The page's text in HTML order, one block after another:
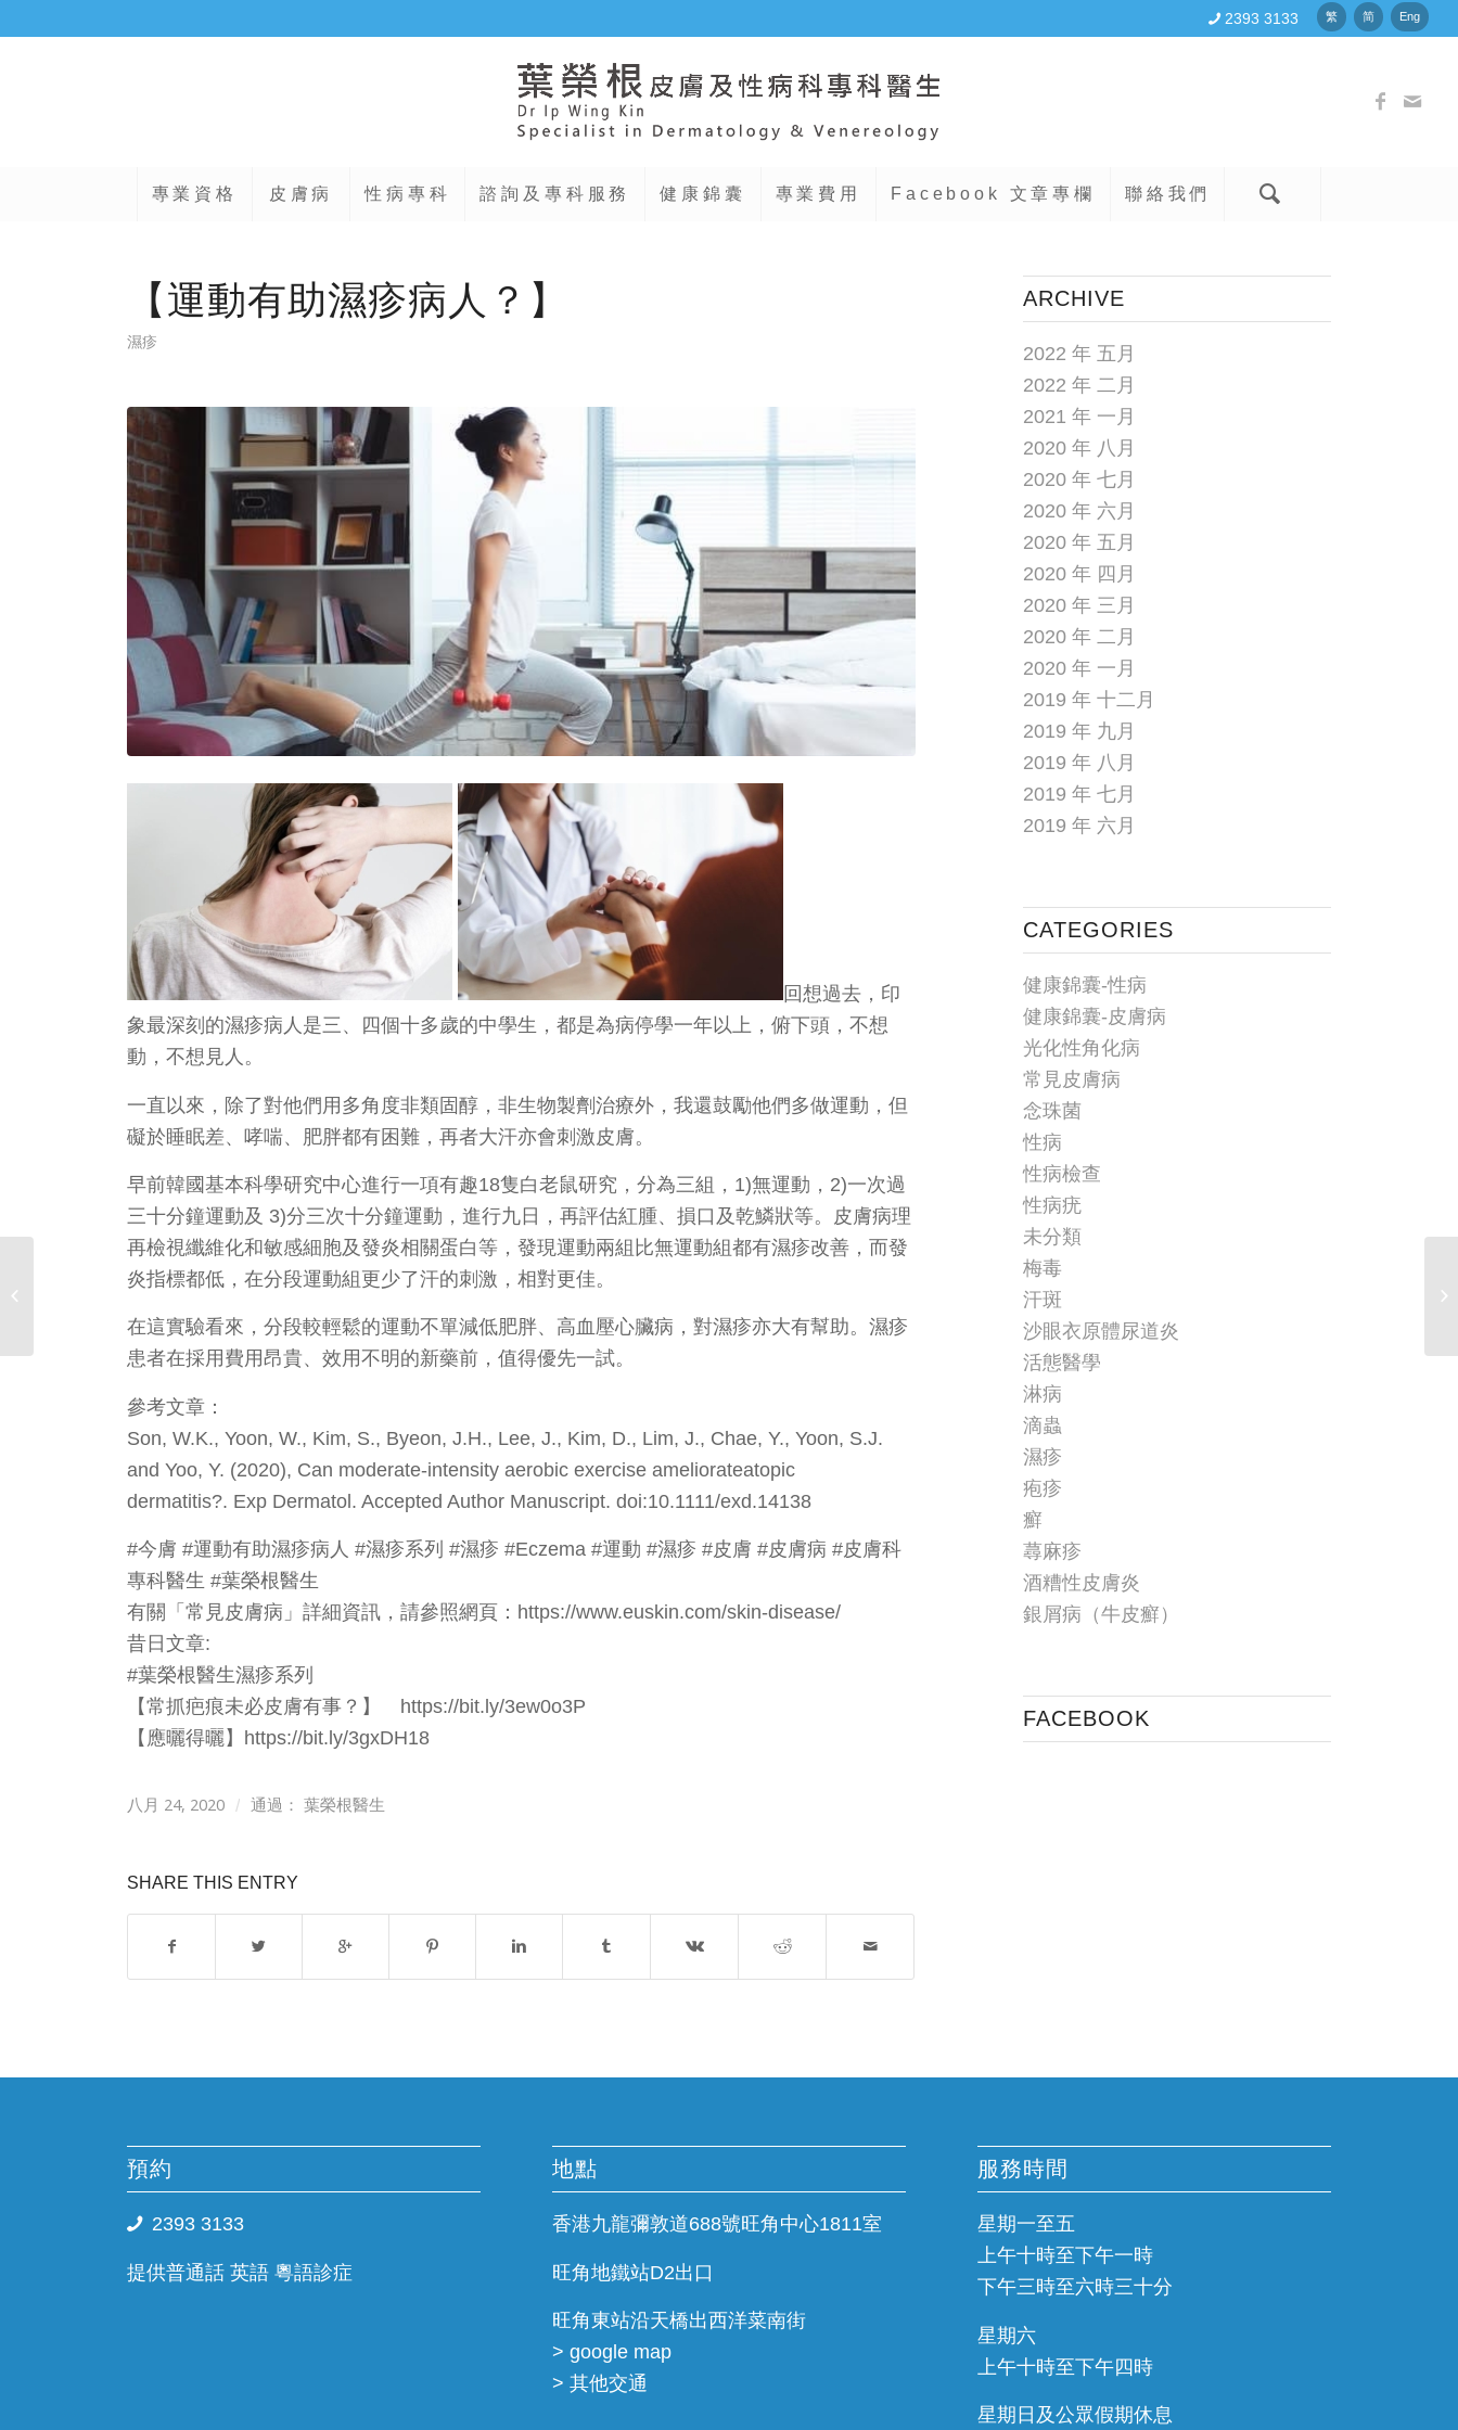
繁 简 Eng
2393 3133
專業資格 皮膚病 性病專科 諮詢及專科服務 健康錦囊 專業費用 Facebook 文章專欄 聯絡我們
【運動有助濕疹病人？】
濕疹
回想過去，印
象最深刻的濕疹病人是三、四個十多歲的中學生，都是為病停學一年以上，俯下頭，不想
動，不想見人。
一直以來，除了對他們用多角度非類固醇，非生物製劑治療外，我還鼓勵他們多做運動，但
礙於睡眠差、哮喘、肥胖都有困難，再者大汗亦會刺激皮膚。
早前韓國基本科學研究中心進行一項有趣18隻白老鼠研究，分為三組，1)無運動，2)一次過
三十分鐘運動及 3)分三次十分鐘運動，進行九日，再評估紅腫、損口及乾鱗狀等。皮膚病理
再檢視纖維化和敏感細胞及發炎相關蛋白等，發現運動兩組比無運動組都有濕疹改善，而發
炎指標都低，在分段運動組更少了汗的刺激，相對更佳。
在這實驗看來，分段較輕鬆的運動不單減低肥胖、高血壓心臟病，對濕疹亦大有幫助。濕疹
患者在採用費用昂貴、效用不明的新藥前，值得優先一試。
參考文章：
Son, W.K., Yoon, W., Kim, S., Byeon, J.H., Lee, J., Kim, D., Lim, J., Chae, Y., Yoon, S.J.
and Yoo, Y. (2020), Can moderate‐intensity aerobic exercise ameliorateatopic
dermatitis?. Exp Dermatol. Accepted Author Manuscript. doi:10.1111/exd.14138
#今膚 #運動有助濕疹病人 #濕疹系列 #濕疹 #Eczema #運動 #濕疹 #皮膚 #皮膚病 #皮膚科
專科醫生 #葉榮根醫生
有關「常見皮膚病」詳細資訊，請參照網頁：https://www.euskin.com/skin-disease/
昔日文章:
#葉榮根醫生濕疹系列
【常抓疤痕未必皮膚有事？】 https://bit.ly/3ew0o3P
【應曬得曬】https://bit.ly/3gxDH18
八月 24, 2020 / 通過：葉榮根醫生
SHARE THIS ENTRY
ARCHIVE
2022 年 五月
2022 年 二月
2021 年 一月
2020 年 八月
2020 年 七月
2020 年 六月
2020 年 五月
2020 年 四月
2020 年 三月
2020 年 二月
2020 年 一月
2019 年 十二月
2019 年 九月
2019 年 八月
2019 年 七月
2019 年 六月
CATEGORIES
健康錦囊-性病
健康錦囊-皮膚病
光化性角化病
常見皮膚病
念珠菌
性病
性病檢查
性病疣
未分類
梅毒
汗斑
沙眼衣原體尿道炎
活態醫學
淋病
滴蟲
濕疹
疱疹
癬
蕁麻疹
酒糟性皮膚炎
銀屑病（牛皮癬）
FACEBOOK
預約
2393 3133
提供普通話 英語 粵語診症
地點
香港九龍彌敦道688號旺角中心1811室
旺角地鐵站D2出口
旺角東站沿天橋出西洋菜南街
> google map
> 其他交通
服務時間
星期一至五
上午十時至下午一時
下午三時至六時三十分
星期六
上午十時至下午四時
星期日及公眾假期休息